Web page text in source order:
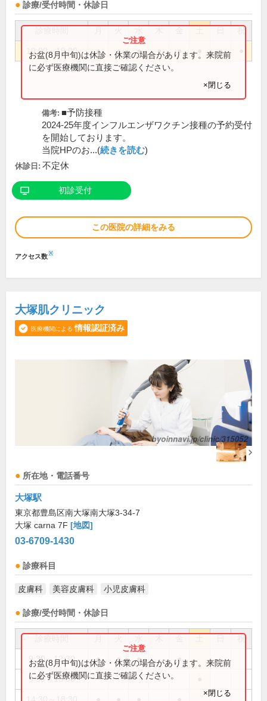
診療/受付時間・休診日
祝
10:00～19:00 ● ● ● ● ● ●
お盆(8月中旬)は休診・休業の場合があります。来院前
に必ず医療機関に直接ご確認ください。
×閉じる
備考: ■予防接種
2024-25年度インフルエンザワクチン接種の予約受付
を開始しております。
当院HPのお...(続きを読む)
休診日: 不定休
初診受付
この医院の詳細をみる
アクセス数※
大塚肌クリニック
医療機関による 情報認証済み
所在地・電話番号
大塚駅
東京都豊島区南大塚南大塚3-34-7
大塚 carna 7F [地図]
03-6709-1430
診療科目
皮膚科 美容皮膚科 小児皮膚科
診療/受付時間・休診日
祝
9:30～12:30 ● ● ● ●
9:30～13:00 ●
お盆(8月中旬)は休診・休業の場合があります。来院前
に必ず医療機関に直接ご確認ください。
×閉じる